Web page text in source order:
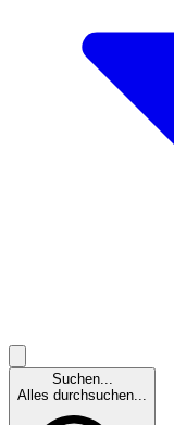
Suchen...
Alles durchsuchen...